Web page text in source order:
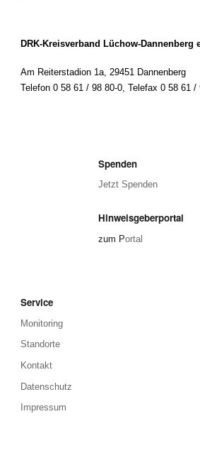
DRK-Kreisverband Lüchow-Dannenberg
Am Reiterstadion 1a, 29451 Dannenberg
Telefon 0 58 61 / 98 80-0,Telefax 0 58 61 /
Spenden
Jetzt Spenden
Hinweisgeberportal
zum Portal
Service
Monitoring
Standorte
Kontakt
Datenschutz
Impressum